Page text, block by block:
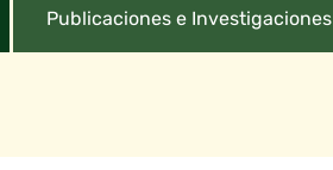
Publicaciones e Investigaciones